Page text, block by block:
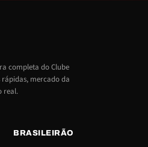
completa do Clube
rápidas, mercado da
real.
BRASILEIRÃO